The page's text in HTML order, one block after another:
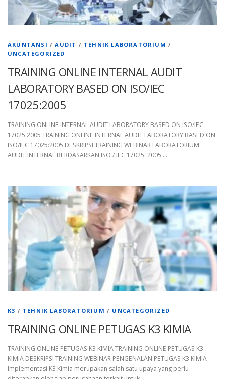
AKUNTANSI /AUDIT / TEHNIK LABORATORIUM /
UNCATEGORIZED
TRAINING ONLINE INTERNAL AUDIT
LABORATORY BASED ON ISO/IEC
17025:2005
TRAINING ONLINE INTERNAL AUDIT LABORATORY BASED ON ISO/IEC
17025:2005 TRAINING ONLINE INTERNAL AUDIT LABORATORY BASED ON
ISO/IEC 17025:2005 DESKRIPSI TRAINING WEBINAR LABORATORIUM
AUDIT INTERNAL BERDASARKAN ISO / IEC 17025: 2005 …
K3 / TEHNIK LABORATORIUM / UNCATEGORIZED
TRAINING ONLINE PETUGAS K3 KIMIA
TRAINING ONLINE PETUGAS K3 KIMIA TRAINING ONLINE PETUGAS K3
KIMIA DESKRIPSI TRAINING WEBINAR PENGENALAN PETUGAS K3 KIMIA
Implementasi K3 Kimia merupakan salah satu upaya yang perlu